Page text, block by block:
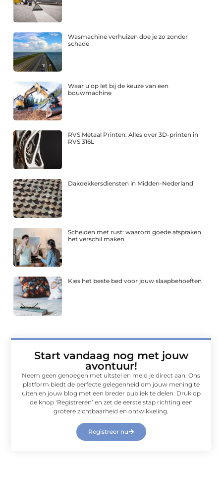
Wasmachine verhuizen doe je zo zonder
schade
Waar u op let bij de keuze van een
bouwmachine
RVS Metaal Printen: Alles over 3D-printen in
RVS 316L
Dakdekkersdiensten in Midden-Nederland
Scheiden met rust: waarom goede afspraken
het verschil maken
Kies het beste bed voor jouw slaapbehoeften
Start vandaag nog met jouw
avontuur!
Neem geen genoegen met uitstel en meld je direct aan. Ons
platform biedt de perfecte gelegenheid om jouw mening te
uiten en jouw blog met een breder publiek te delen. Druk op
de knop ‘Registreren’ en zet de eerste stap richting een
grotere zichtbaarheid en ontwikkeling.
Registreer nu